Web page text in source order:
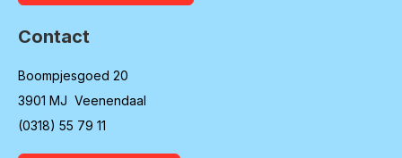
Contact
Boompjesgoed 20
3901 MJ Veenendaal
(0318) 55 79 11